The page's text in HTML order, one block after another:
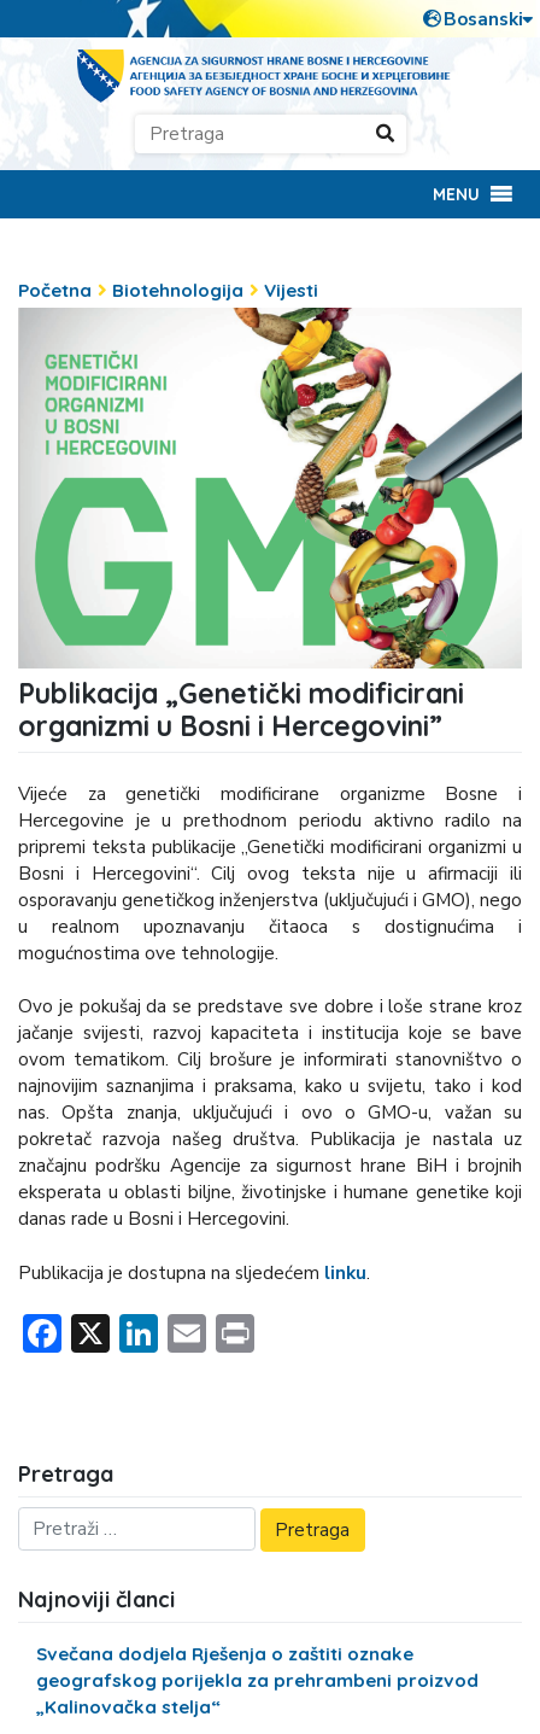
MENU
Početna Biotehnologija Vijesti
Publikacija „Genetički modificirani
organizmi u Bosni i Hercegovini”
Vijeće za genetički modificirane organizme Bosne i
Hercegovine je u prethodnom periodu aktivno radilo na
pripremi teksta publikacije „Genetički modificirani organizmi u
Bosni i Hercegovini“. Cilj ovog teksta nije u afirmaciji ili
osporavanju genetičkog inženjerstva (uključujući i GMO), nego
u realnom upoznavanju čitaoca s dostignućima i
mogućnostima ove tehnologije.
Ovo je pokušaj da se predstave sve dobre i loše strane kroz
jačanje svijesti, razvoj kapaciteta i institucija koje se bave
ovom tematikom. Cilj brošure je informirati stanovništvo o
najnovijim saznanjima i praksama, kako u svijetu, tako i kod
nas. Opšta znanja, uključujući i ovo o GMO-u, važan su
pokretač razvoja našeg društva. Publikacija je nastala uz
značajnu podršku Agencije za sigurnost hrane BiH i brojnih
eksperata u oblasti biljne, životinjske i humane genetike koji
danas rade u Bosni i Hercegovini.
Publikacija je dostupna na sljedećem linku.
Facebook
X LinkedIn
Email
Pretraga
Najnoviji članci
Svečana dodjela Rješenja o zaštiti oznake
geografskog porijekla za prehrambeni proizvod
„Kalinovačka stelja“